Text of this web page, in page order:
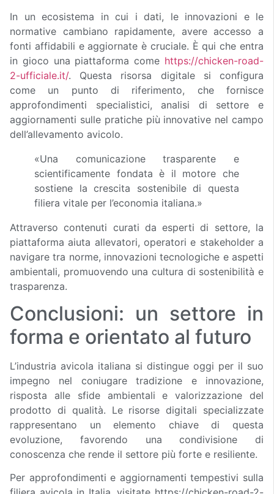
In un ecosistema in cui i dati, le innovazioni e le
normative cambiano rapidamente, avere accesso a
fonti affidabili e aggiornate è cruciale. È qui che entra
in gioco una piattaforma come https://chicken-road-
2-ufficiale.it/. Questa risorsa digitale si configura
come un punto di riferimento, che fornisce
approfondimenti specialistici, analisi di settore e
aggiornamenti sulle pratiche più innovative nel campo
dell’allevamento avicolo.
«Una comunicazione trasparente e
scientificamente fondata è il motore che
sostiene la crescita sostenibile di questa
filiera vitale per l’economia italiana.»
Attraverso contenuti curati da esperti di settore, la
piattaforma aiuta allevatori, operatori e stakeholder a
navigare tra norme, innovazioni tecnologiche e aspetti
ambientali, promuovendo una cultura di sostenibilità e
trasparenza.
Conclusioni: un settore in
forma e orientato al futuro
L’industria avicola italiana si distingue oggi per il suo
impegno nel coniugare tradizione e innovazione,
risposta alle sfide ambientali e valorizzazione del
prodotto di qualità. Le risorse digitali specializzate
rappresentano un elemento chiave di questa
evoluzione, favorendo una condivisione di
conoscenza che rende il settore più forte e resiliente.
Per approfondimenti e aggiornamenti tempestivi sulla